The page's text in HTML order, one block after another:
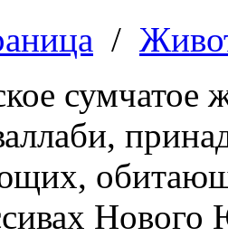
/
сумчатое